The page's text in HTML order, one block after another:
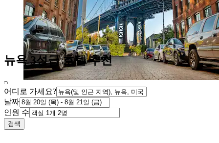
뉴욕 3성급 호텔 추천
어디로 가세요?
날짜
인원 수
검색